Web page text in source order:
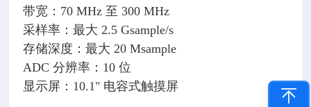
带宽：70 MHz 至 300 MHz
采样率：最大 2.5 Gsample/s
存储深度：最大 20 Msample
ADC 分辨率：10 位
显示屏：10.1" 电容式触摸屏